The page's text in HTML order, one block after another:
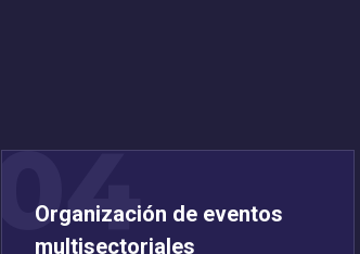
04
Organización de eventos
multisectoriales